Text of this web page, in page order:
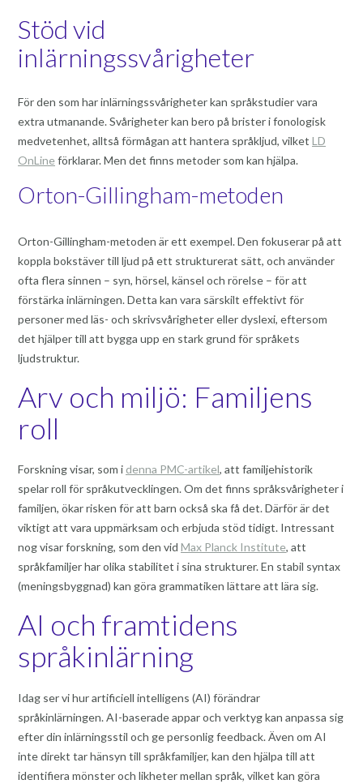
Stöd vid
inlärningssvårigheter
För den som har inlärningssvårigheter kan språkstudier vara
extra utmanande. Svårigheter kan bero på brister i fonologisk
medvetenhet, alltså förmågan att hantera språkljud, vilket LD
OnLine förklarar. Men det finns metoder som kan hjälpa.
Orton-Gillingham-metoden
Orton-Gillingham-metoden är ett exempel. Den fokuserar på att
koppla bokstäver till ljud på ett strukturerat sätt, och använder
ofta flera sinnen – syn, hörsel, känsel och rörelse – för att
förstärka inlärningen. Detta kan vara särskilt effektivt för
personer med läs- och skrivsvårigheter eller dyslexi, eftersom
det hjälper till att bygga upp en stark grund för språkets
ljudstruktur.
Arv och miljö: Familjens
roll
Forskning visar, som i denna PMC-artikel, att familjehistorik
spelar roll för språkutvecklingen. Om det finns språksvårigheter i
familjen, ökar risken för att barn också ska få det. Därför är det
viktigt att vara uppmärksam och erbjuda stöd tidigt. Intressant
nog visar forskning, som den vid Max Planck Institute, att
språkfamiljer har olika stabilitet i sina strukturer. En stabil syntax
(meningsbyggnad) kan göra grammatiken lättare att lära sig.
AI och framtidens
språkinlärning
Idag ser vi hur artificiell intelligens (AI) förändrar
språkinlärningen. AI-baserade appar och verktyg kan anpassa sig
efter din inlärningsstil och ge personlig feedback. Även om AI
inte direkt tar hänsyn till språkfamiljer, kan den hjälpa till att
identifiera mönster och likheter mellan språk, vilket kan göra